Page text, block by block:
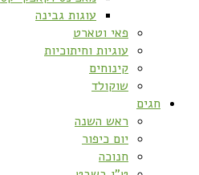
עוגות גבינה
פאי וטארט
עוגיות וחיתוכיות
קינוחים
שוקולד
חגים
ראש השנה
יום כיפור
חנוכה